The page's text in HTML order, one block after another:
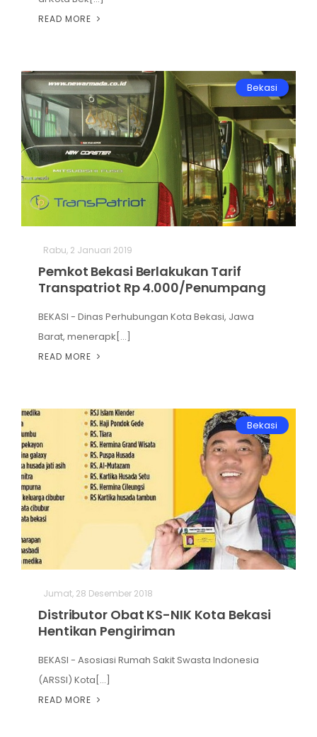
READ MORE
Bekasi
Rabu, 2 Januari 2019
Pemkot Bekasi Berlakukan Tarif
Transpatriot Rp 4.000/Penumpang
BEKASI - Dinas Perhubungan Kota Bekasi, Jawa
Barat, menerapk[...]
READ MORE
Bekasi
Jumat, 28 Desember 2018
Distributor Obat KS-NIK Kota Bekasi
Hentikan Pengiriman
BEKASI - Asosiasi Rumah Sakit Swasta Indonesia
(ARSSI) Kota[...]
READ MORE